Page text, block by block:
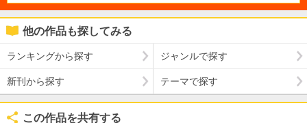
他の作品も探してみる
ランキングから探す ジャンルで探す
新刊から探す テーマで探す
この作品を共有する